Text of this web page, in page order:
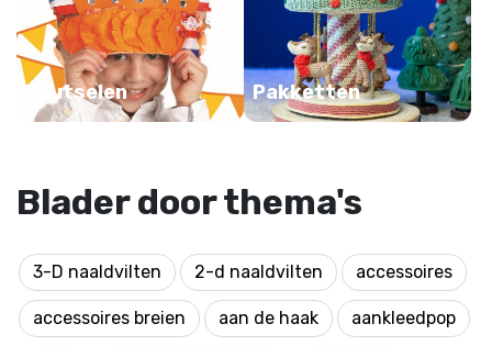
Knutselen Pakketten
Blader door thema's
3-D naaldvilten 2-d naaldvilten accessoires
accessoires breien aan de haak aankleedpop